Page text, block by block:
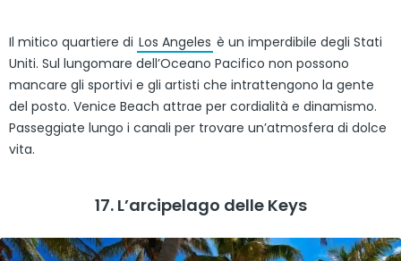
Il mitico quartiere di Los Angeles è un imperdibile degli Stati
Uniti. Sul lungomare dell’Oceano Pacifico non possono
mancare gli sportivi e gli artisti che intrattengono la gente
del posto. Venice Beach attrae per cordialità e dinamismo.
Passeggiate lungo i canali per trovare un’atmosfera di dolce
vita.
17. L’arcipelago delle Keys